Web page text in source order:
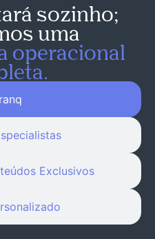
sozinho;
uma
operacional
Exclusivos